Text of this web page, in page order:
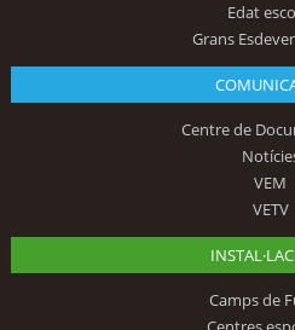
Edat
Grans
Centre de
VEM
VETV
Camps de